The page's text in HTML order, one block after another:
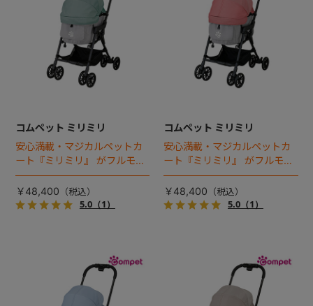
コムペット ミリミリ
安心満載・マジカルペットカ
ート『ミリミリ』 がフルモデ
ルチェンジ。 新機能「マジカ
ルフォールディング」搭載
￥48,400
5.0（1）
コムペット ミリミリ
安心満載・マジカルペットカ
ート『ミリミリ』 がフルモデ
ルチェンジ。 新機能「マジカ
ルフォールディング」搭載
￥48,400
5.0（1）